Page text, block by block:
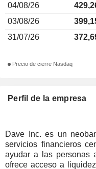
Perfil de la empresa
Dave Inc. es un
servicios financieros
ayudar a las personas
ofrece acceso a
04/08/26
03/08/26
31/07/26
Precio de cierre Nasdaq